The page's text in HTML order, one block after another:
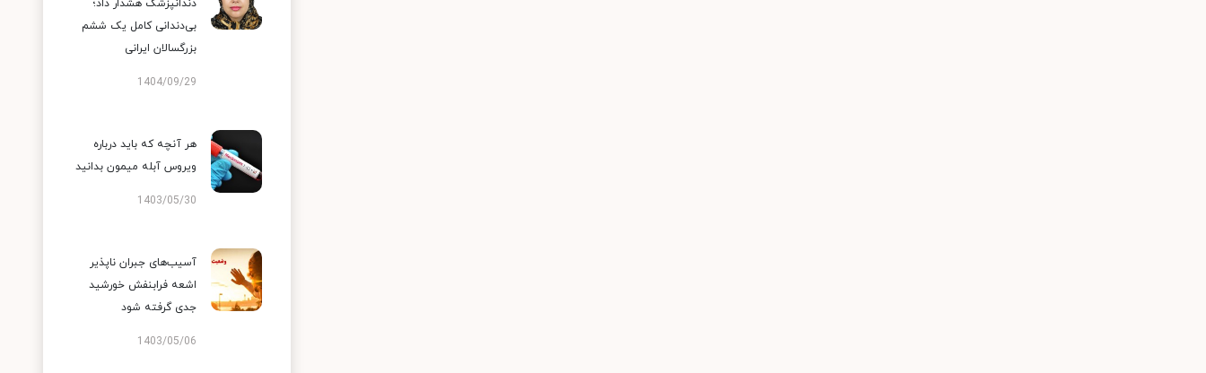
دندانپزشک هشدار داد؛
بی‌دندانی کامل یک ششم
بزرگسالان ایرانی
1404/09/29
هر آنچه که باید درباره
ویروس آبله میمون بدانید
1403/05/30
آسیب‌های جبران ناپذیر
اشعه فرابنفش خورشید
جدی گرفته شود
1403/05/06